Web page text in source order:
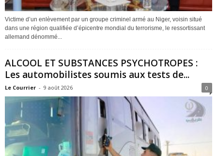
Victime d’un enlèvement par un groupe criminel armé au Niger, voisin situé
dans une région qualifiée d’épicentre mondial du terrorisme, le ressortissant
allemand dénommé...
ALCOOL ET SUBSTANCES PSYCHOTROPES :
Les automobilistes soumis aux tests de...
Le Courrier - 9 août 2026 0